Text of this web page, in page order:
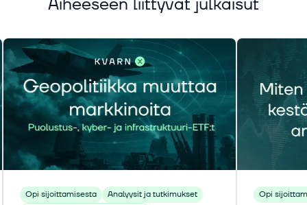
Aiheeseen liittyvät julkaisut
Opi sijoittamisesta
Analyysit ja tutkimukset
Opi